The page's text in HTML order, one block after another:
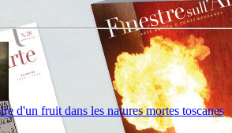
d'un fruit dans les natures mortes toscanes